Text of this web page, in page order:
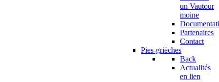
un Vautour
moine
Partenaires
Contact
Pies-grièches
Back
Actualités
en lien